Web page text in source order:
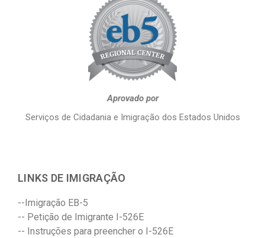
Aprovado por
Serviços de Cidadania e Imigração dos Estados Unidos
LINKS DE IMIGRAÇÃO
--Imigração EB-5
-- Petição de Imigrante I-526E
-- Instruções para preencher o I-526E